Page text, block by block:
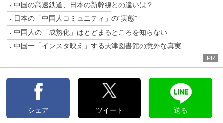
中国の高速鉄道、日本の新幹線との違いは？
日本の「中国人コミュニティ」の“実態”
中国人の「成熟化」はとどまるところを知らない
中国一「インスタ映え」する天津図書館の意外な真実
PR
シェア ツイート 送る